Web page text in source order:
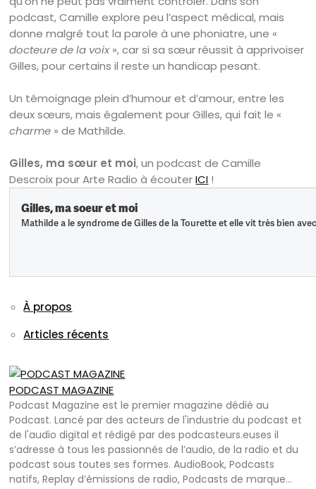
podcast, Camille explore peu l’aspect médical, mais
donne malgré tout la parole à une phoniatre, une «
docteure de la voix», car si sa sœur réussit à apprivoiser
Gilles, pour certains il reste un handicap pesant.
Un témoignage plein d’humour et d’amour, entre les
deux sœurs, mais également pour Gilles, qui fait le «
charme » de Mathilde.
Gilles, ma sœur et moi, un podcast de Camille
Descroix pour Arte Radio à écouterICI !
À propos
Articles récents
PODCAST MAGAZINE
Podcast Magazine est le premier magazine dédié au
Podcast. Lancé par des acteurs de l'industrie du podcast et
de l'audio digital et rédigé par des podcasteurs.euses il
s’adresse à tous les passionnés de l’audio, de la radio et du
podcast sous toutes ses formes. AudioBook, Podcasts
natifs, Replay d’émissions de radio, Podcasts de marque…